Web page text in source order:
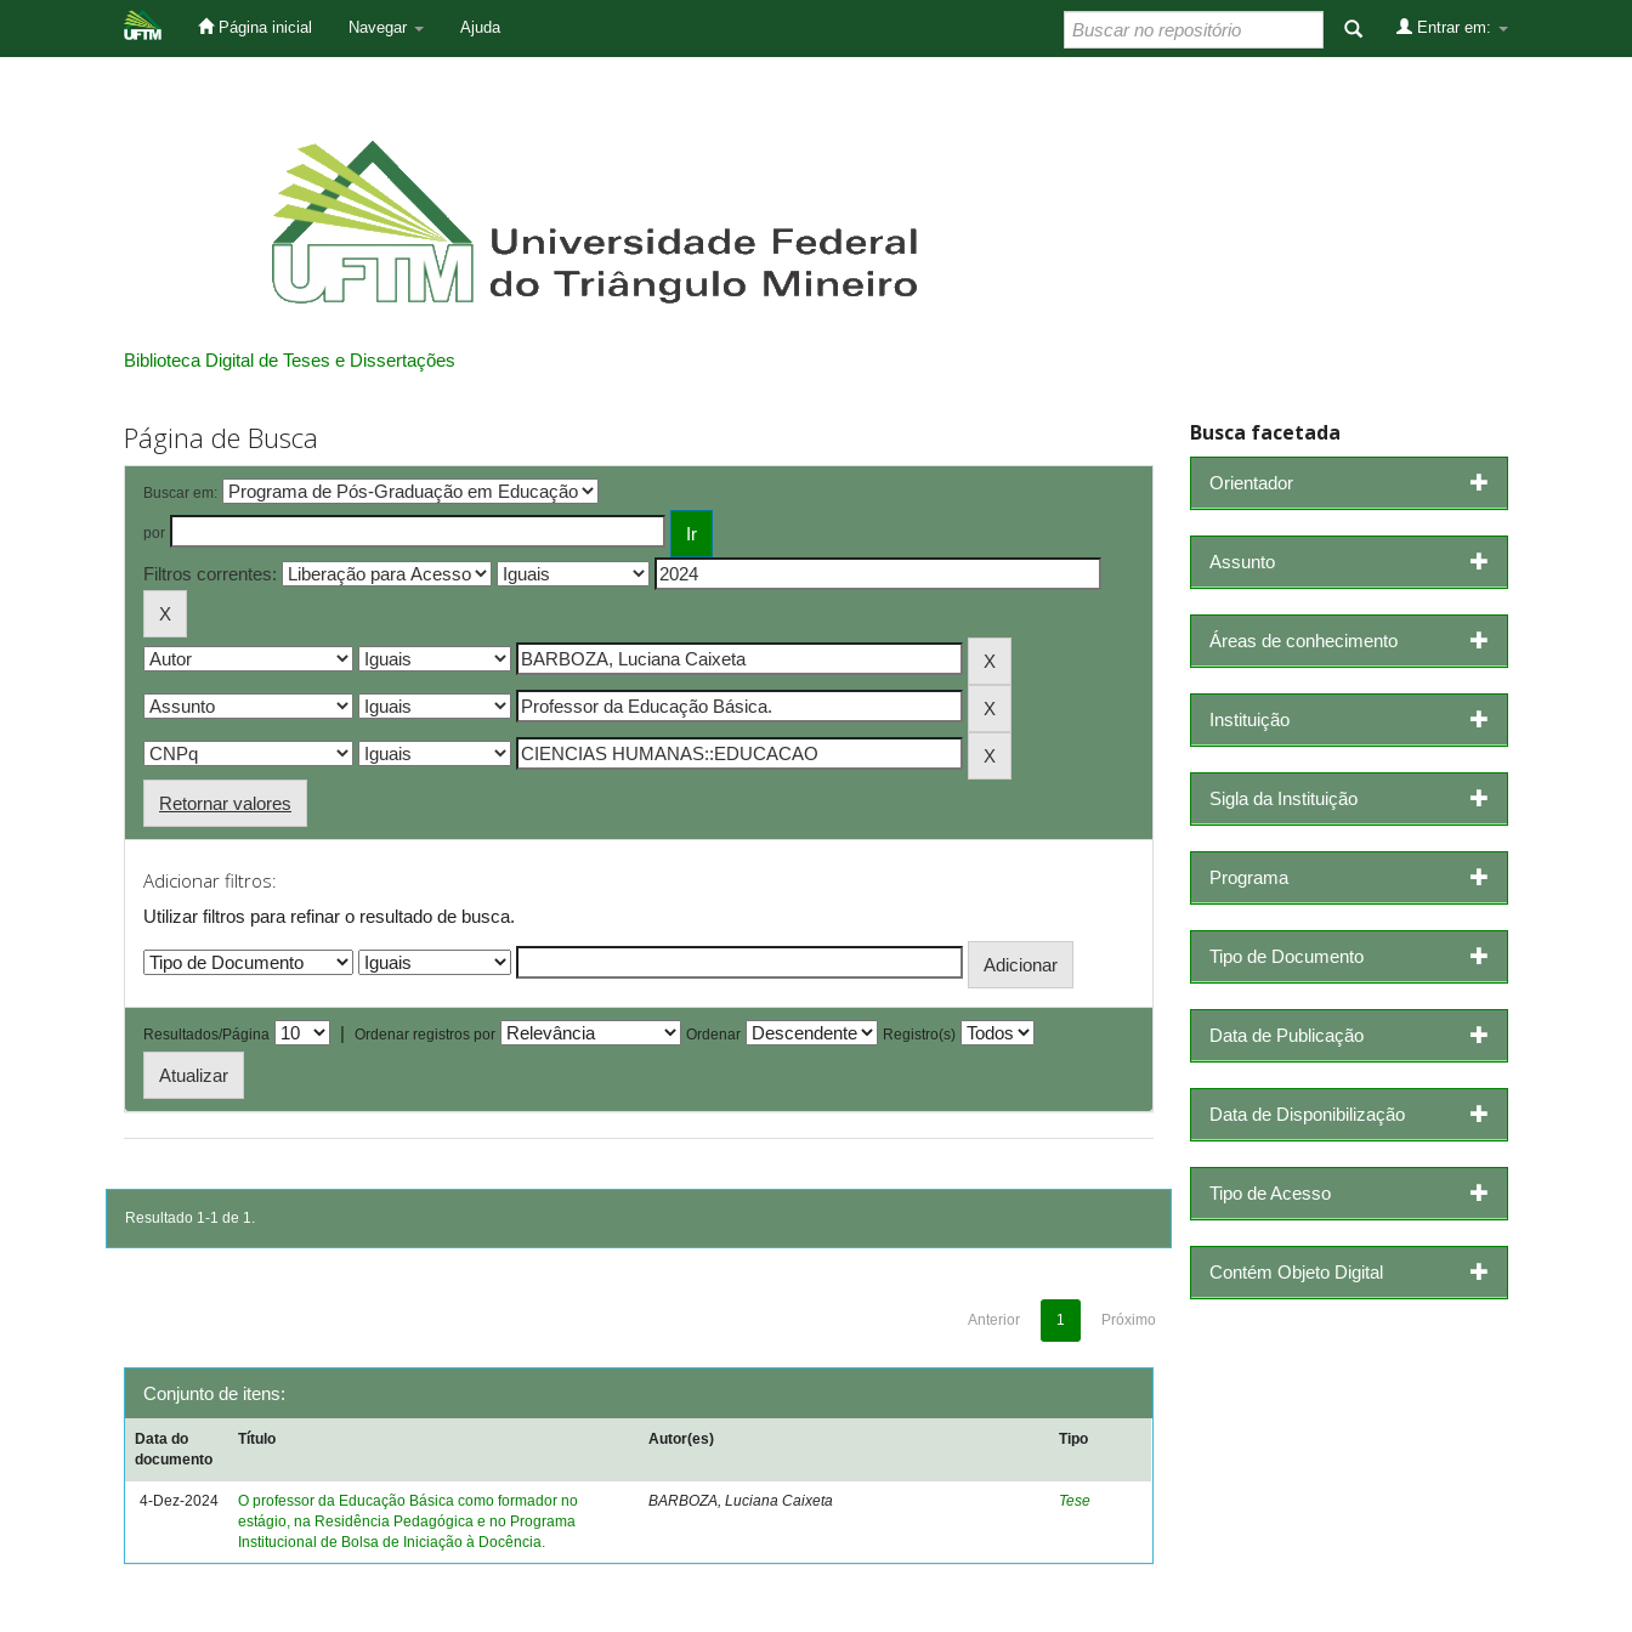
Página inicial Navegar Ajuda Entrar em:
Biblioteca Digital de Teses e Dissertações
Página de Busca
Buscar em:
por
Filtros correntes:
Retornar valores
Adicionar filtros:
Utilizar filtros para refinar o resultado de busca.
Resultados/Página | Ordenar registros por Ordenar Registro(s)
Resultado 1-1 de 1.
Anterior 1 Próximo
Conjunto de itens:
Data do
documento
Título Autor(es) Tipo
4-Dez-2024
O professor da Educação Básica como formador no
estágio, na Residência Pedagógica e no Programa
Institucional de Bolsa de Iniciação à Docência.
BARBOZA, Luciana Caixeta Tese
Busca facetada
Orientador
Assunto
Áreas de conhecimento
Instituição
Sigla da Instituição
Programa
Tipo de Documento
Data de Publicação
Data de Disponibilização
Tipo de Acesso
Contém Objeto Digital